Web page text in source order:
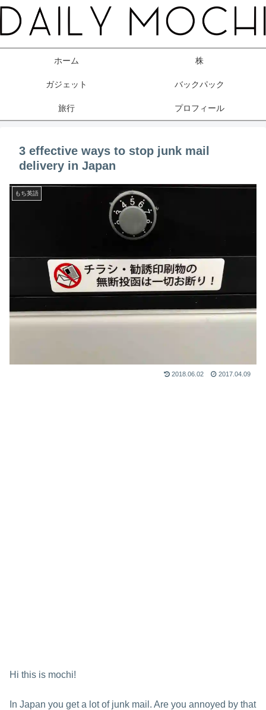
ホーム 株
ガジェット バックパック
旅行 プロフィール
3 effective ways to stop junk mail
delivery in Japan
もち英語
2018.06.02 2017.04.09
Hi this is mochi!
In Japan you get a lot of junk mail. Are you annoyed by that